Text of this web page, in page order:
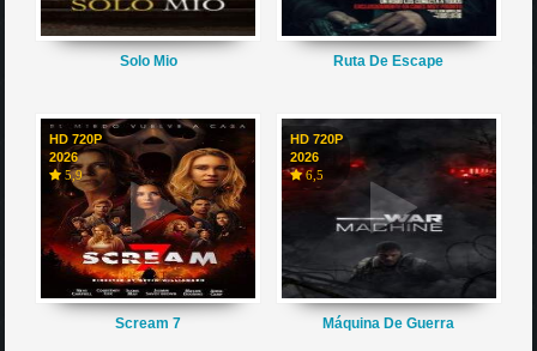
Solo Mio Ruta De Escape
HD 720P
2026
5,9
Scream 7
HD 720P
2026
6,5
Máquina De Guerra